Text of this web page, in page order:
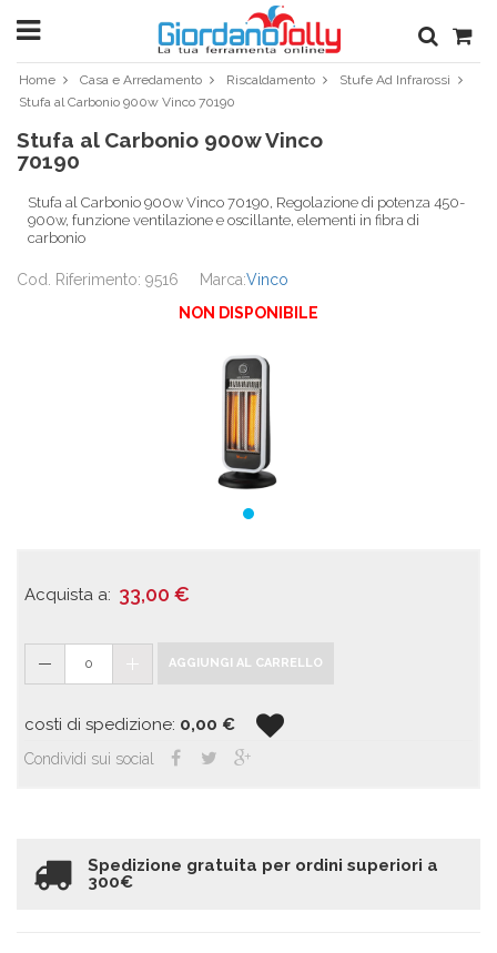
Home Casa e Arredamento Riscaldamento
Stufe Ad Infrarossi
Stufa al Carbonio 900w Vinco 70190
Stufa al Carbonio 900w Vinco
70190
Stufa al Carbonio 900w Vinco 70190, Regolazione di potenza 450-
900w, funzione ventilazione e oscillante, elementi in fibra di
carbonio
Cod. Riferimento: 9516 Marca:Vinco
NON DISPONIBILE
Acquista a: 33,00 €
0 AGGIUNGI AL CARRELLO
costi di spedizione: 0,00 €
Condividi sui social
Spedizione gratuita per ordini superiori a
300€